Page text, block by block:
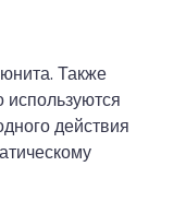
Также
используются
действия